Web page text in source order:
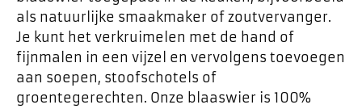
als natuurlijke smaakmaker of zoutvervanger.
Je kunt het verkruimelen met de hand of
fijnmalen in een vijzel en vervolgens toevoegen
aan soepen, stoofschotels of
groentegerechten. Onze blaaswier is 100%